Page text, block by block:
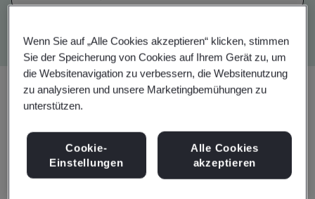
ISO 9001:2015
Wenn Sie auf „Alle Cookies akzeptieren“ klicken, stimmen
Sie der Speicherung von Cookies auf Ihrem Gerät zu, um
die Websitenavigation zu verbessern, die Websitenutzung
zu analysieren und unsere Marketingbemühungen zu
unterstützen.
Cookie-
Einstellungen
Alle Cookies
akzeptieren